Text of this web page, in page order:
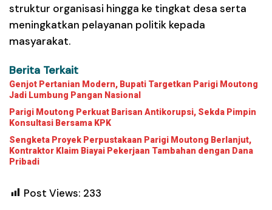
struktur organisasi hingga ke tingkat desa serta
meningkatkan pelayanan politik kepada
masyarakat.
Berita Terkait
Genjot Pertanian Modern, Bupati Targetkan Parigi Moutong
Jadi Lumbung Pangan Nasional
Parigi Moutong Perkuat Barisan Antikorupsi, Sekda Pimpin
Konsultasi Bersama KPK
Sengketa Proyek Perpustakaan Parigi Moutong Berlanjut,
Kontraktor Klaim Biayai Pekerjaan Tambahan dengan Dana
Pribadi
Post Views: 233